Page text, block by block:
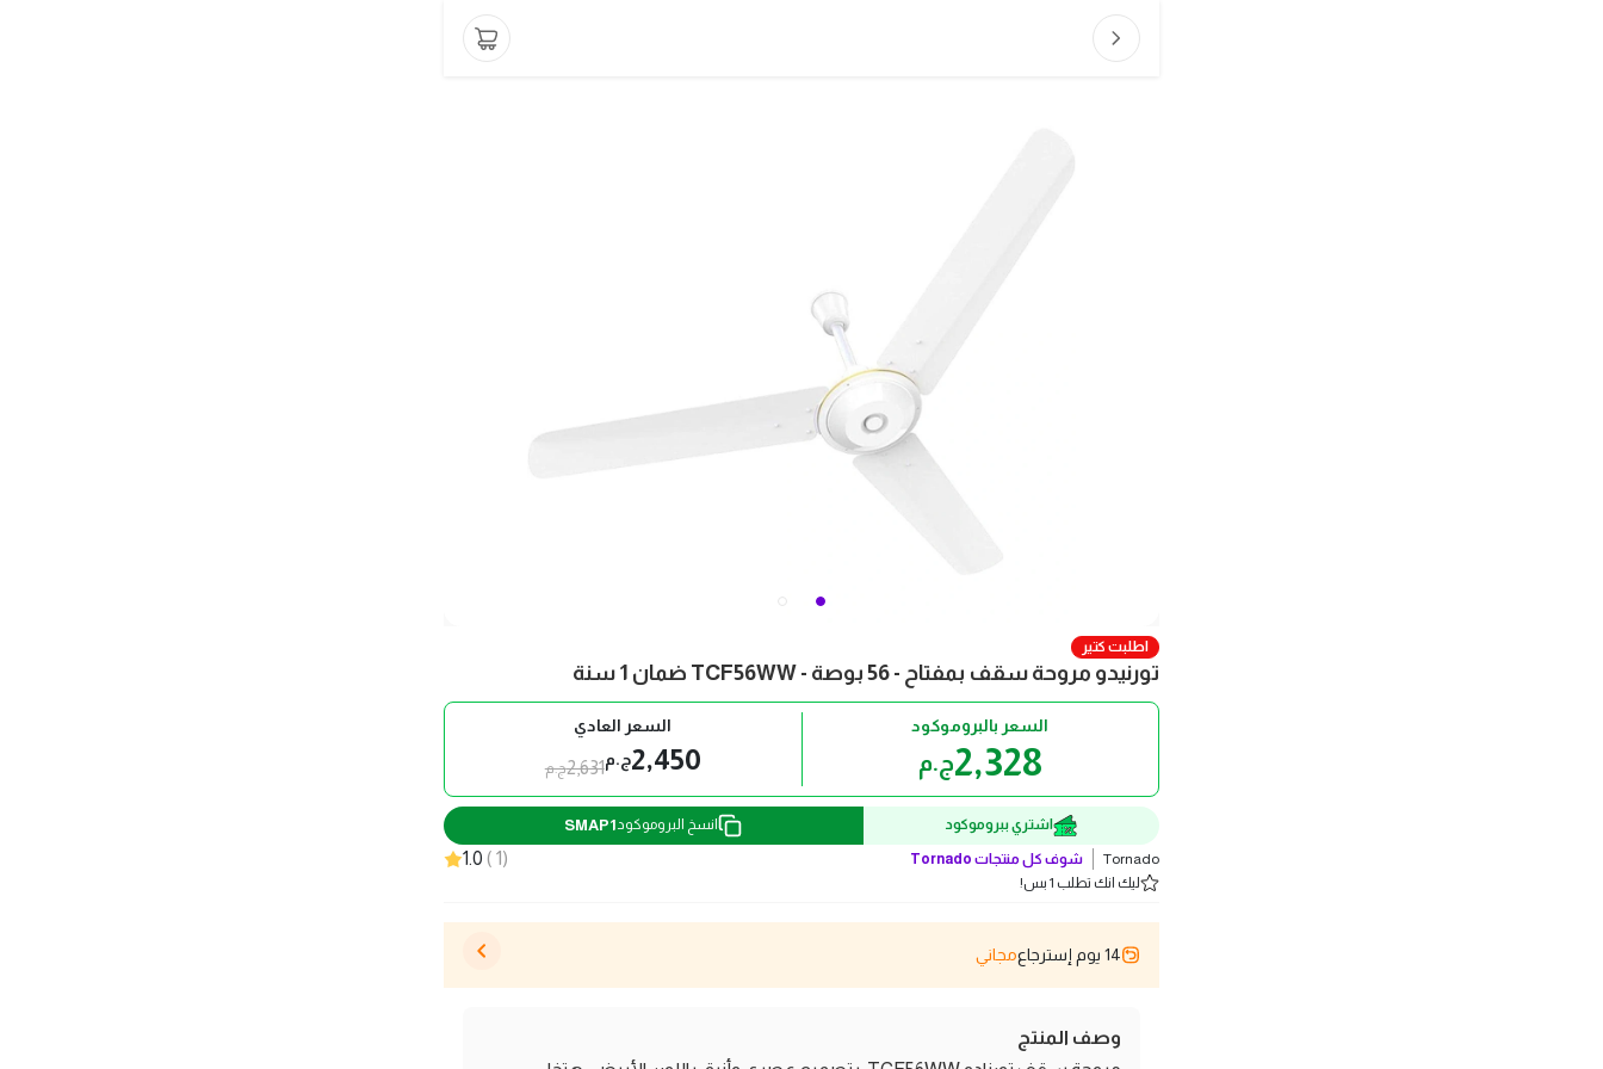
اطلبت كتير
تورنيدو مروحة سقف بمفتاح - 56 بوصة - TCF56WW ضمان 1 سنة
السعر بالبروموكود
2,328ج.م
السعر العادي
2,450ج.م2,631ج.م
اشتري ببروموكود انسخ البروموكودSMAP1
Tornado شوف كل منتجات Tornado
(
1
)
1.0
ليك انك تطلب 1 بس!
14 يوم إسترجاع مجاني
وصف المنتج